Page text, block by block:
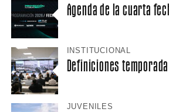
Agenda de la cuarta
INSTITUCIONAL
Definiciones
JUVENILES